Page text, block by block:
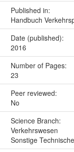
Published in:
Handbuch
Date (published):
2016
Number of Pages:
23
Peer reviewed:
No
Science Branch:
Verkehrswesen
Sonstige